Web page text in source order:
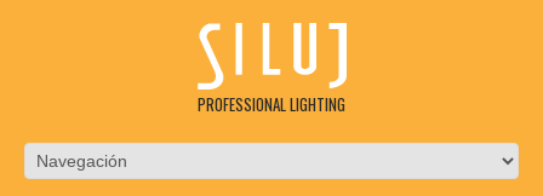
PROFESSIONAL LIGHTING